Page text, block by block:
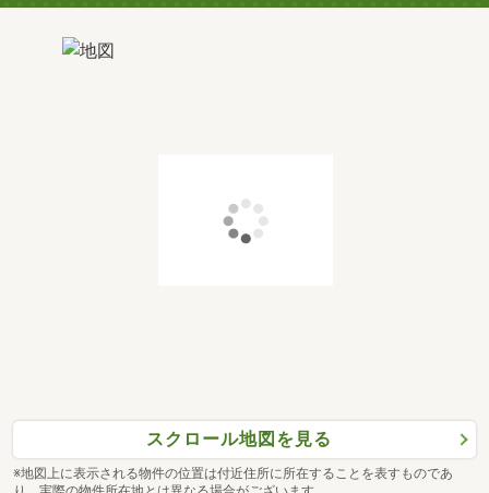
スクロール地図を見る
※地図上に表示される物件の位置は付近住所に所在することを表すものであ